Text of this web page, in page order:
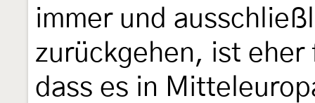
immer und
zurückgehen, ist
dass es in